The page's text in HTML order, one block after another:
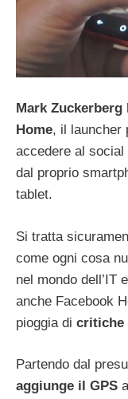
Mark Zuckerberg
Home, il launcher
accedere al
dal proprio
tablet.
Si tratta
come ogni cosa
nel mondo dell’IT
anche Facebook
pioggia di critiche
Partendo dal
aggiunge il GPS